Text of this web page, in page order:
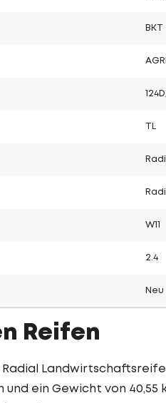
BKT
W11
2.4
Neu
Reifen
Radial
ein Gewicht von 40,55